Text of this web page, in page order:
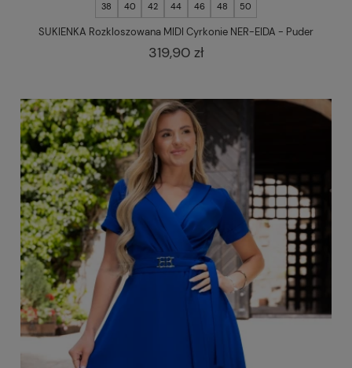
38 40 42 44 46 48 50
SUKIENKA Rozkloszowana MIDI Cyrkonie NER-EIDA - Puder
319,90 zł